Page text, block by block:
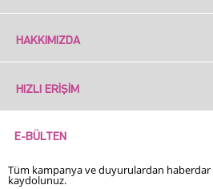
HAKKIMIZDA
HIZLI ERIŞIM
E-BÜLTEN
Tüm kampanya ve duyurulardan
kaydolunuz.